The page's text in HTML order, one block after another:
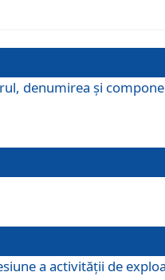
denumirea şi
a activităţii de